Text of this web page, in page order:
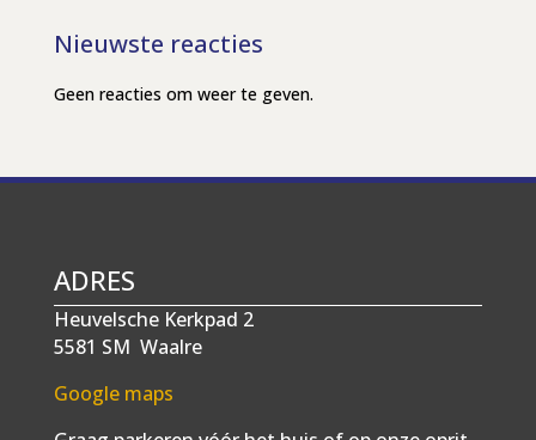
Nieuwste reacties
Geen reacties om weer te geven.
ADRES
Heuvelsche Kerkpad 2
5581 SM Waalre
Google maps